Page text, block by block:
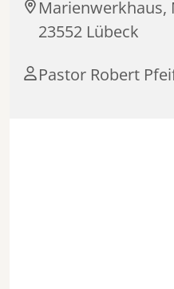
Marienwerkhaus,
23552 Lübeck
Pastor Robert